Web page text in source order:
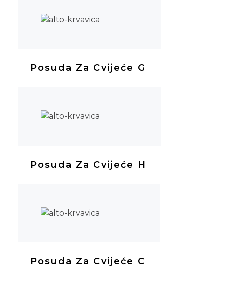
Posuda Za Cvijeće G
Posuda Za Cvijeće H
Posuda Za Cvijeće C